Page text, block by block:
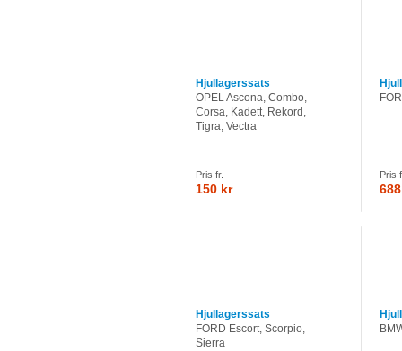
Hjullagerssats
OPEL Ascona, Combo,
Corsa, Kadett, Rekord,
Tigra, Vectra
Pris fr.
150 kr
Pris
Hjullagerssats
FORD Escort, Scorpio,
Sierra